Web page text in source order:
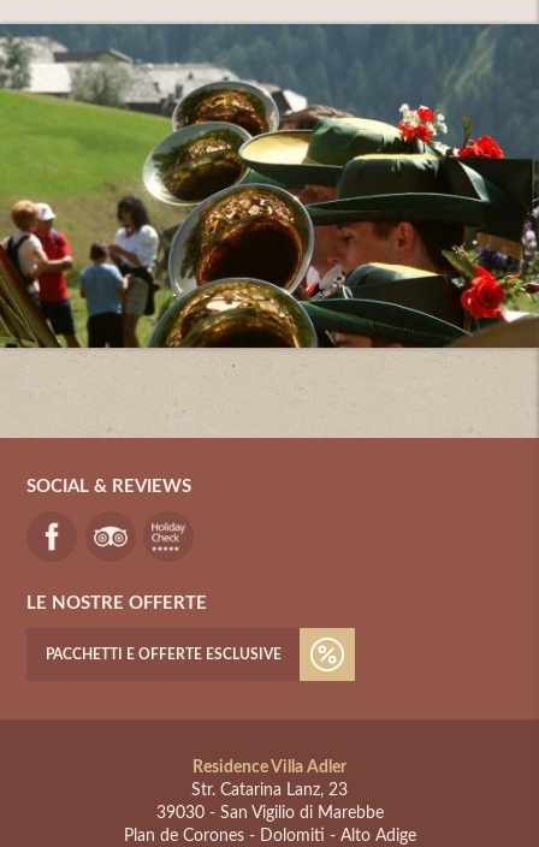
SOCIAL & REVIEWS
LE NOSTRE OFFERTE
PACCHETTI E OFFERTE ESCLUSIVE
Residence Villa Adler
Str. Catarina Lanz, 23
39030- San Vigilio di Marebbe
Plan de Corones - Dolomiti - Alto Adige